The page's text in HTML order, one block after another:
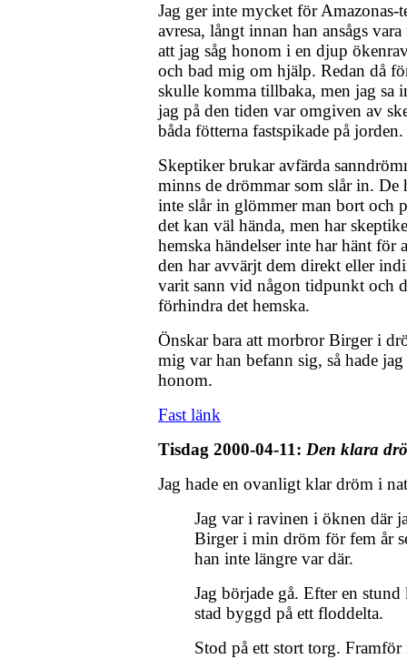
Jag ger inte mycket för Amazonas-
avresa, långt innan han ansågs
att jag såg honom i en djup
och bad mig om hjälp. Redan då
skulle komma tillbaka, men jag sa
jag på den tiden var omgiven av
båda fötterna fastspikade på jorden.
Skeptiker brukar avfärda
minns de drömmar som slår in. De
inte slår in glömmer man bort och
det kan väl hända, men har
hemska händelser inte har hänt för
den har avvärjt dem direkt eller
varit sann vid någon tidpunkt och
förhindra det hemska.
Önskar bara att morbror Birger i
mig var han befann sig, så hade
honom.
Fast länk
Tisdag 2000-04-11: Den klara
Jag hade en ovanligt klar dröm i
Jag var i ravinen i öknen där
Birger i min dröm för fem år
han inte längre var där.
Jag började gå. Efter en
stad byggd på ett floddelta.
Stod på ett stort torg.